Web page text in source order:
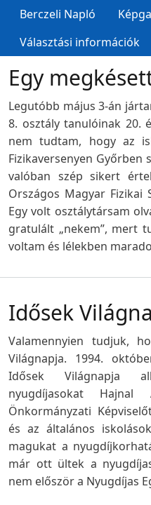
Berczeli Napló
Választási információk
Egy
Legutóbb május 3-án
8. osztály tanulóinak 20.
nem tudtam, hogy az
Fizikaversenyen Győrben
valóban szép sikert
Országos Magyar Fizikai
Egy volt osztálytársam
gratulált „nekem”, mert
voltam és lélekben
Idősek
Valamennyien tudjuk,
Világnapja. 1994.
Idősek Világnapja
nyugdíjasokat Hajnal
Önkormányzati
és az általános
magukat a
már ott ültek a
nem először a Nyugdíjas